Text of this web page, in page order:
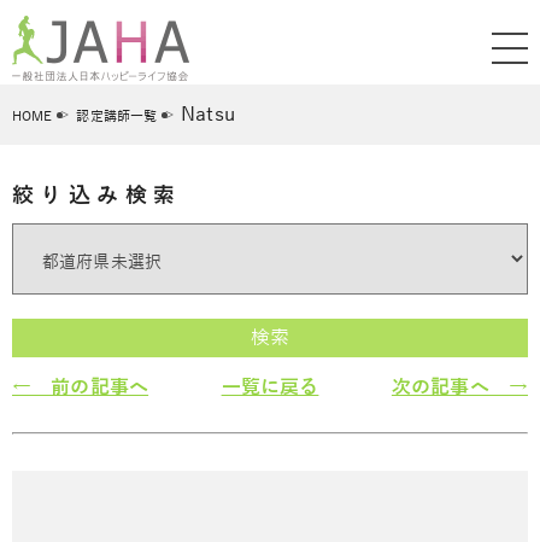
HOME 認定講師一覧 Natsu
絞り込み検索
検索
← 前の記事へ 一覧に戻る 次の記事へ →